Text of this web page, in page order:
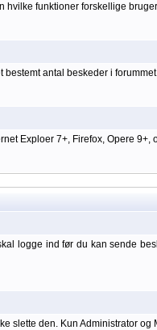
hvilke funktioner forskellige
antal beskeder i
Exploer 7+, Firefox, Opere 9+,
logge ind før du kan sende
slette den. Kun Administrator og